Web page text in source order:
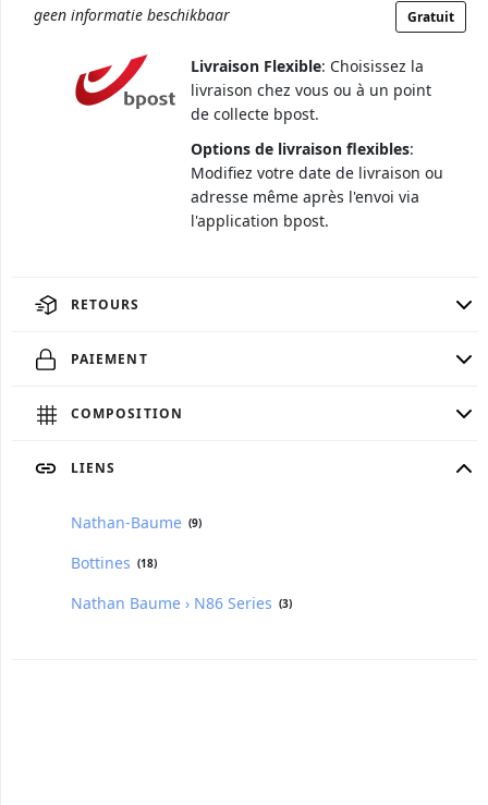
geen informatie beschikbaar Gratuit
Livraison Flexible: Choisissez la
livraison chez vous ou à un point
de collecte bpost.
Options de livraison flexibles:
Modifiez votre date de livraison ou
adresse même après l'envoi via
l'application bpost.
RETOURS
PAIEMENT
COMPOSITION
LIENS
Nathan-Baume (9)
Bottines (18)
Nathan Baume › N86 Series (3)